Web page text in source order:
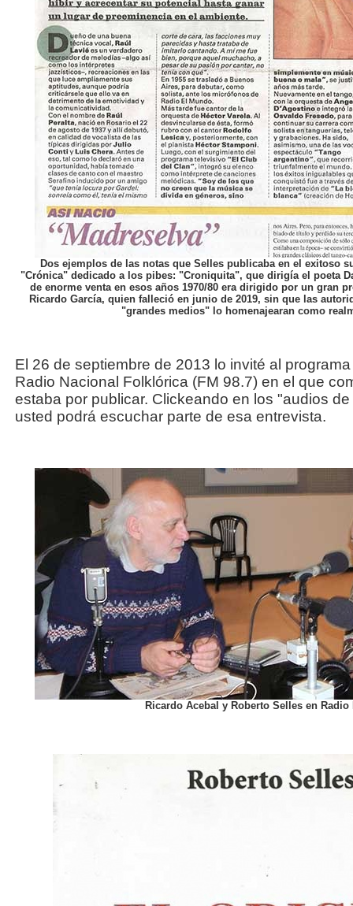
Dos ejemplos de las notas que Selles publicaba en el exitoso
"Crónica" dedicado a los pibes: "Croniquita", que dirigía el poeta
de enorme venta en esos años 1970/80 era dirigido por un gran
Ricardo García, quien falleció en junio de 2019, sin que las
"grandes medios" lo homenajearan como
El 26 de septiembre de 2013 lo invité al
Radio Nacional Folklórica (FM 98.7) en el que
estaba por publicar. Clickeando en los "audios
usted podrá escuchar parte de esa entrevista.
Ricardo Acebal y Roberto Selles en Radio